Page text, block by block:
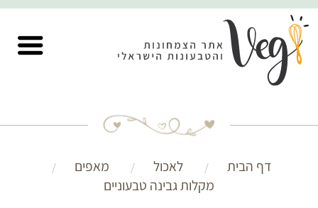
דף הבית לאכול
מאפים
מקלות גבינה טבעוניים